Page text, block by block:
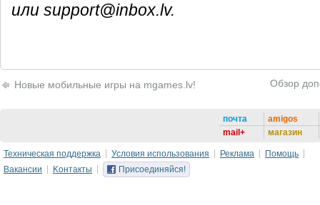
или support@inbox.lv.
Новые мобильные игры на mgames.lv! Обзор
почта
mail+
amigos
магазин
Техническая поддержка Условия использования Реклама
Помощь
Вакансии
Kонтакты Присоединяйся!